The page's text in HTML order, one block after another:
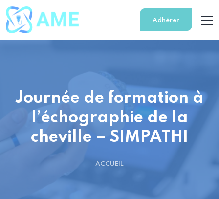
Adhérer
Journée de formation à
l’échographie de la
cheville – SIMPATHI
ACCUEIL